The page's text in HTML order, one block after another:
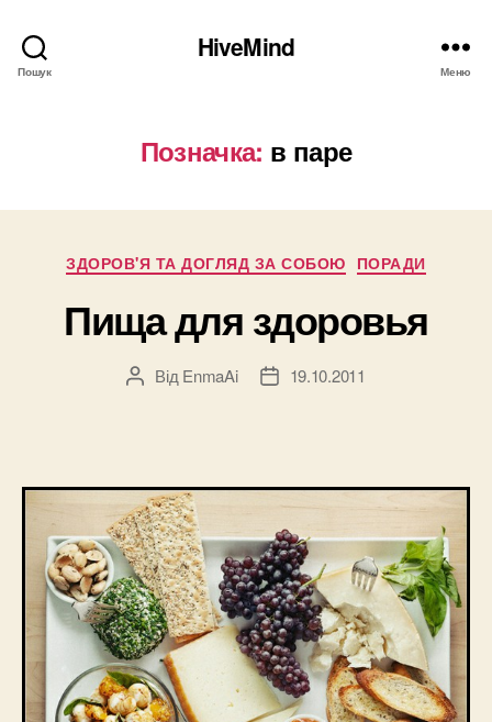
Пошук
HiveMind
Меню
Позначка: в паре
Категорії
ЗДОРОВ'Я ТА ДОГЛЯД ЗА СОБОЮ ПОРАДИ
Пища для здоровья
Автор
Від EnmaAi
Дата19.10.2011